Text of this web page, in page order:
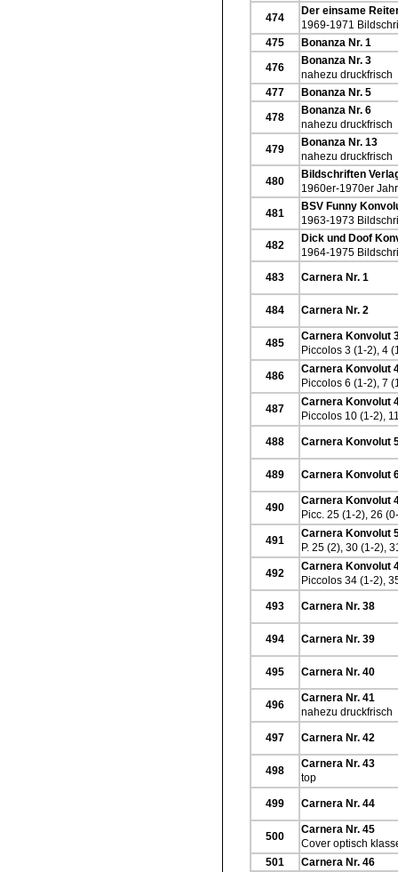
474
Der einsame
1969-1971
475
Bonanza Nr. 1
476
Bonanza Nr. 3
nahezu druckfrisch
477
Bonanza Nr. 5
478
Bonanza Nr. 6
nahezu druckfrisch
479
Bonanza Nr. 13
nahezu druckfrisch
480
Bildschriften
1960er-1970er
481
BSV Funny
1963-1973
482
Dick und Doof
1964-1975
483
Carnera Nr. 1
484 Carnera Nr. 2
485
Carnera Konvolut
Piccolos 3 (1-2), 4
486
Carnera Konvolut
Piccolos 6 (1-2), 7
487
Carnera Konvolut
Piccolos 10 (1-2),
488 Carnera Konvolut
489 Carnera Konvolut
490
Carnera Konvolut
Picc. 25 (1-2), 26
491
Carnera Konvolut
P. 25 (2), 30 (1-2),
492
Carnera Konvolut
Piccolos 34 (1-2),
493 Carnera Nr. 38
494 Carnera Nr. 39
495 Carnera Nr. 40
496
Carnera Nr. 41
nahezu druckfrisch
497 Carnera Nr. 42
498
Carnera Nr. 43
top
499 Carnera Nr. 44
500
Carnera Nr. 45
Cover optisch
501
Carnera Nr. 46